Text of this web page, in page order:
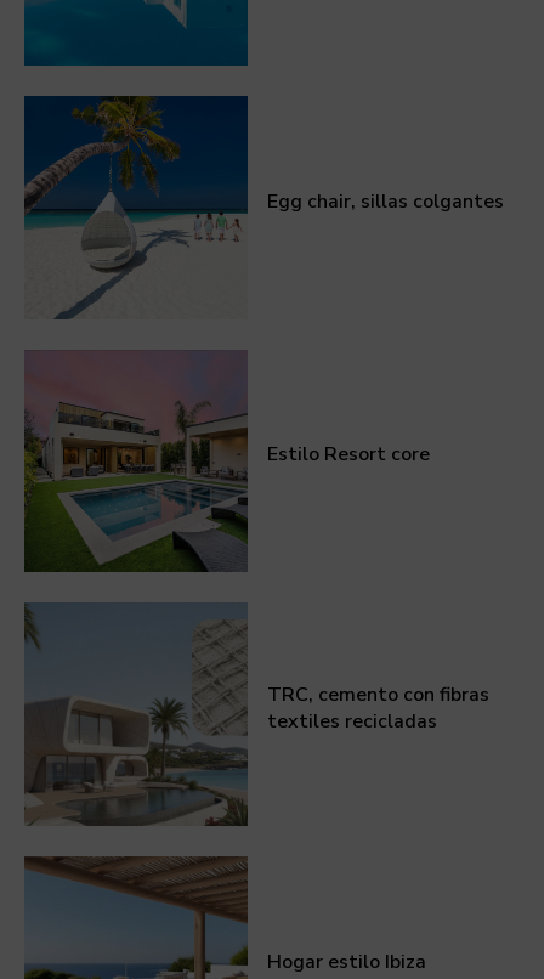
Egg chair, sillas colgantes
Estilo Resort core
TRC, cemento con fibras
textiles recicladas
Hogar estilo Ibiza